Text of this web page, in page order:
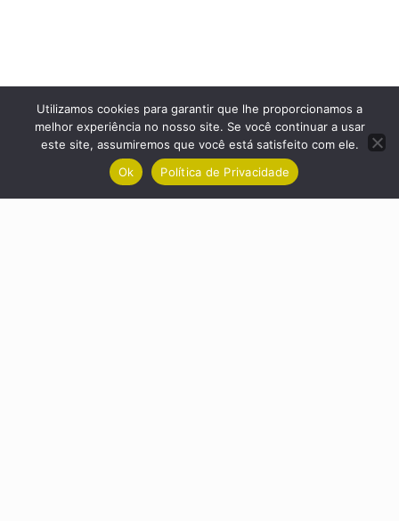
Utilizamos cookies para garantir que lhe proporcionamos a
melhor experiência no nosso site. Se você continuar a usar
este site, assumiremos que você está satisfeito com ele.
Ok
Política de Privacidade